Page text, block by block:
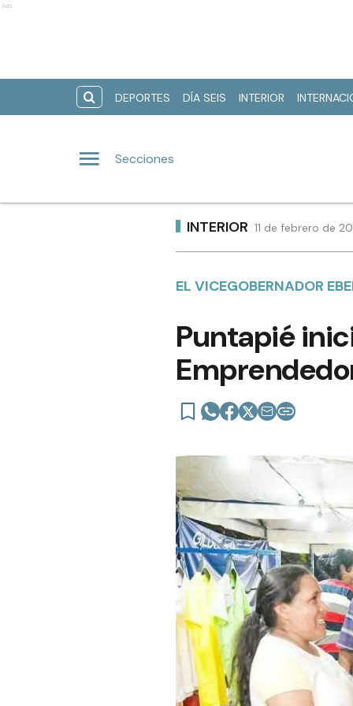
Ads
DEPORTES DÍA SEIS INTERIOR
Secciones
INTERIOR 11 de febrero de
EL VICEGOBERNADOR
Puntapié